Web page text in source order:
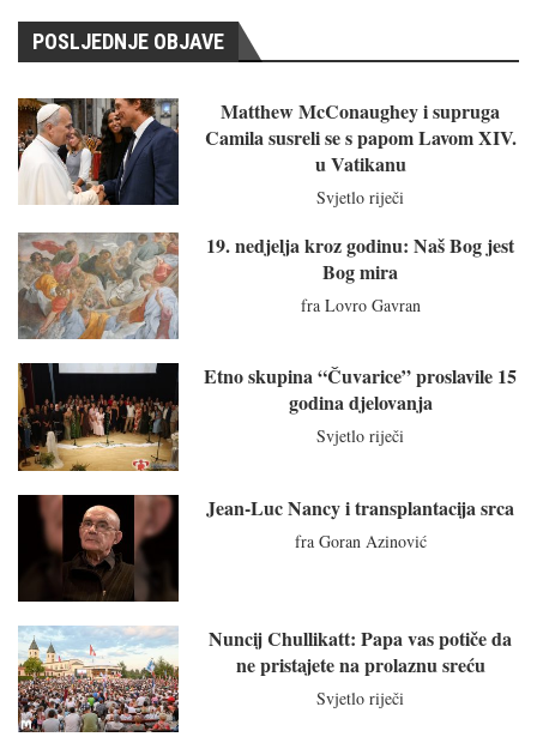
POSLJEDNJE OBJAVE
Matthew McConaughey i supruga
Camila susreli se s papom Lavom XIV.
u Vatikanu
Svjetlo riječi
19. nedjelja kroz godinu: Naš Bog jest
Bog mira
fra Lovro Gavran
Etno skupina “Čuvarice” proslavile 15
godina djelovanja
Svjetlo riječi
Jean-Luc Nancy i transplantacija srca
fra Goran Azinović
Nuncij Chullikatt: Papa vas potiče da
ne pristajete na prolaznu sreću
Svjetlo riječi